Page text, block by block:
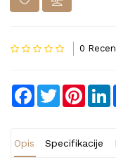
0
Facebook
Twitter
Opis Specifikacije